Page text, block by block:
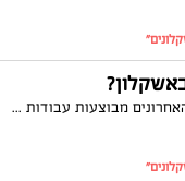
במהלך החודשים האחרונים מבוצעות עבודות שדרוג למערך התחבורה באחד מצירי התנועה המרכזיים בעיר – שדרות בן גוריון: במסגרת העבודות תתווסף פנייה ימינה לבאים משכונת פארק אלון ויבוצע תזמון רמזורים חדש בצומת